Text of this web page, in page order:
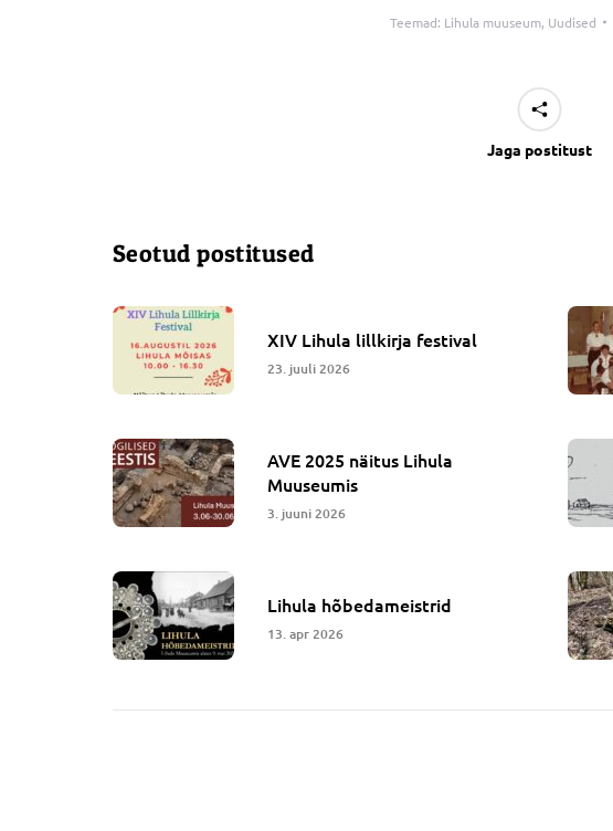
Teemad: Lihula muuseum, Uudised
Jaga postitust
Seotud postitused
XIV Lihula lillkirja festival
23. juuli 2026
AVE 2025 näitus Lihula
Muuseumis
3. juuni 2026
Lihula hõbedameistrid
13. apr 2026